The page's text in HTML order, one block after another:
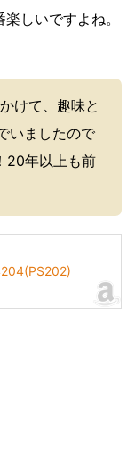
しいですよね。
けて、趣味と
いましたので
20年以上も前